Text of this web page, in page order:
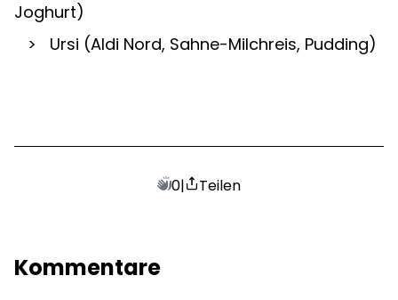
Joghurt)
   >   Ursi (Aldi Nord, Sahne-Milchreis, Pudding)
0| Teilen
Kommentare